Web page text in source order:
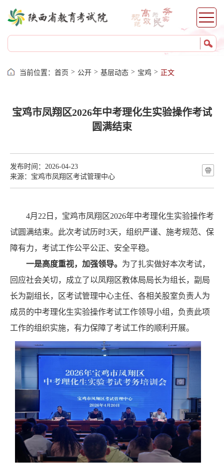
当前位置： 首页 > 公开 > 基层动态 > 宝鸡 > 正文
宝鸡市凤翔区2026年中考理化生实验操作考试
圆满结束
发布时间：2026-04-23
来源：宝鸡市凤翔区考试管理中心
4月 22 日， 宝鸡市凤翔区2026年中考理化生实验操作考
试圆满结束。 此次考试历时3天， 组织严谨、 施考规范、 保
障有力，考试工作公平公正、安全平稳。
一是高度重视，加强领导。 为了扎实做好本次考试，
回应社会关切， 成立了以凤翔 区教体局局长为组长，副局
长为副组长，区考试管理中心主任、各相关股室负责人为
成员的中考理化生实验操作考试工作领导小组，负责此项
工作的组织实施，有力保障了考试工作的顺利开展。